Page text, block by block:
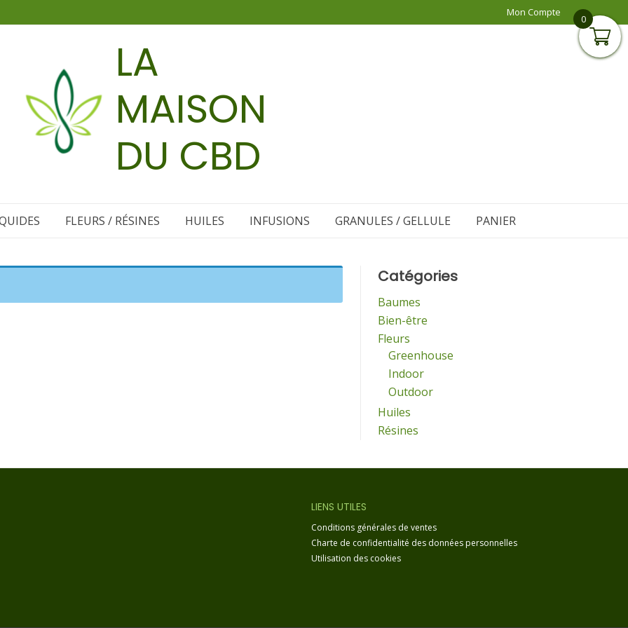
Mon Compte
LA
MAISON
DU CBD
FLEURS / RÉSINES HUILES INFUSIONS GRANULES / GELLULE PANIER
Catégories
Baumes
Bien-être
Fleurs
Greenhouse
Indoor
Outdoor
Huiles
Résines
LIENS UTILES
Conditions générales de ventes
Charte de confidentialité des données personnelles
Utilisation des cookies
0